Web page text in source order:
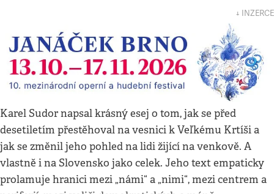
↓ INZERCE
Karel Sudor napsal krásný esej o tom, jak se před
desetiletím přestěhoval na vesnici k Veľkému Krtíši a
jak se změnil jeho pohled na lidi žijící na venkově. A
vlastně i na Slovensko jako celek. Jeho text empaticky
prolamuje hranici mezi „námi“ a „nimi“, mezi centrem a